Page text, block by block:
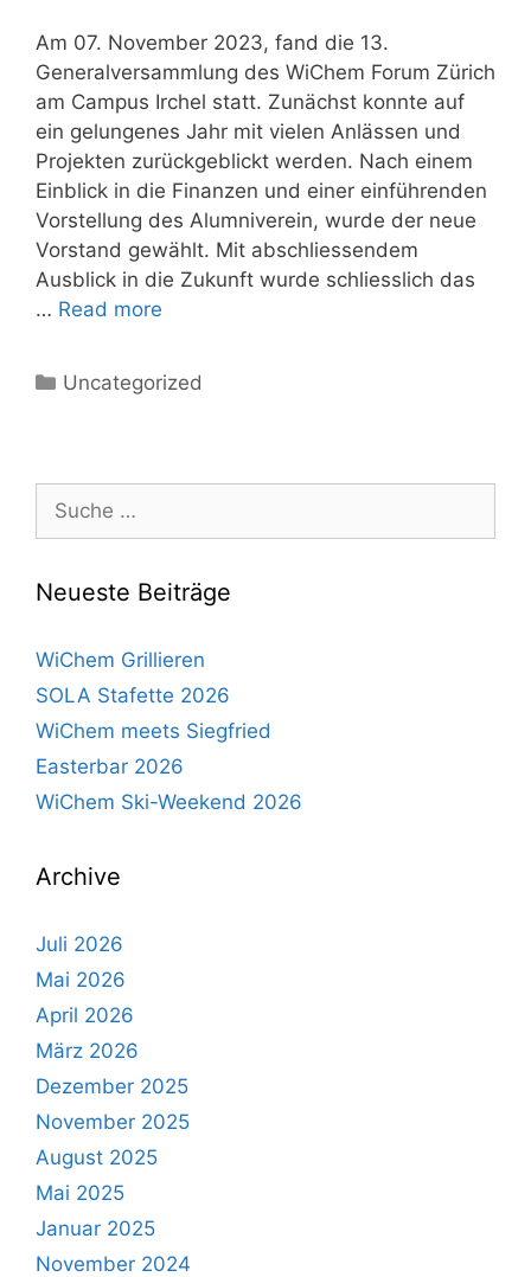
Am 07. November 2023, fand die 13.
Generalversammlung des WiChem Forum Zürich
am Campus Irchel statt. Zunächst konnte auf
ein gelungenes Jahr mit vielen Anlässen und
Projekten zurückgeblickt werden. Nach einem
Einblick in die Finanzen und einer einführenden
Vorstellung des Alumniverein, wurde der neue
Vorstand gewählt. Mit abschliessendem
Ausblick in die Zukunft wurde schliesslich das
… Read more
Uncategorized
Neueste Beiträge
WiChem Grillieren
SOLA Stafette 2026
WiChem meets Siegfried
Easterbar 2026
WiChem Ski-Weekend 2026
Archive
Juli 2026
Mai 2026
April 2026
März 2026
Dezember 2025
November 2025
August 2025
Mai 2025
Januar 2025
November 2024